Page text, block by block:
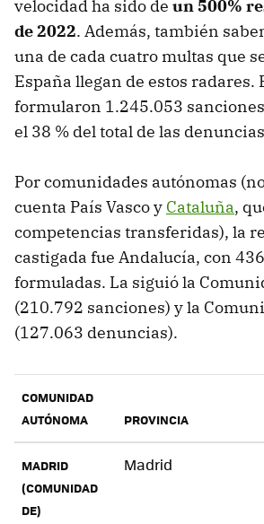
velocidad ha sido de un 500%
de 2022. Además, también
una de cada cuatro multas que
España llegan de estos radares.
formularon 1.245.053
el 38 % del total de las
Por comunidades autónomas
cuenta País Vasco y Cataluña,
competencias transferidas), la
castigada fue Andalucía, con
formuladas. La siguió la
(210.792 sanciones) y la
(127.063 denuncias).
COMUNIDAD
AUTÓNOMA
PROVINCIA
MADRID
(COMUNIDAD
DE)
Madrid